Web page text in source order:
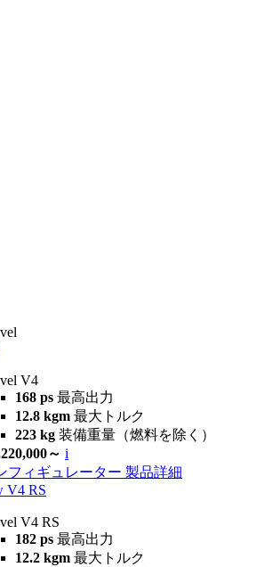
V4
168 ps 最高出力
12.8 kgm 最大トルク
223 kg 装備重量（燃料を除く）
～ i
フィギュレーター 製品詳細
V4 RS
V4 RS
182 ps 最高出力
12.2 kgm 最大トルク